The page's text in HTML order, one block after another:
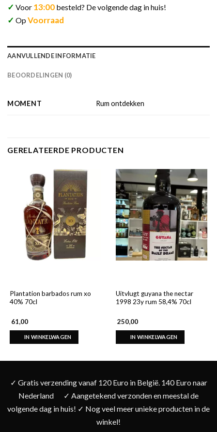
✓ Voor 13:00 besteld? De volgende dag in huis!
✓ OpVoorraad
AANVULLENDE INFORMATIE
BEOORDELINGEN (0)
MOMENT Rum ontdekken
GERELATEERDE PRODUCTEN
Plantation barbados rum xo
40% 70cl
61,00
IN WINKELWAGEN
Uitvlugt guyana the nectar
1998 23y rum 58,4% 70cl
250,00
IN WINKELWAGEN
✓ Gratis verzending vanaf 120 Euro in België. 140 Euro naar
Nederland
✓ Aangetekend verzonden en meestal de
volgende dag in huis! ✓ Nog veel meer unieke producten in de
winkel!